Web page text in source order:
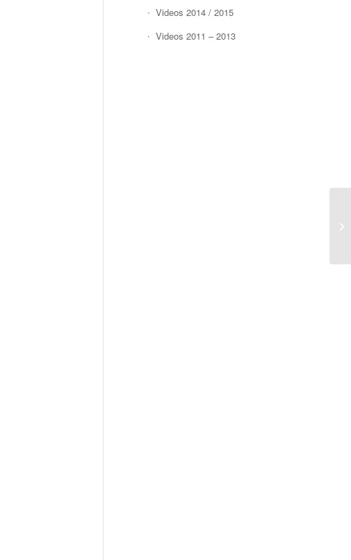
Videos 2014 / 2015
Videos 2011 – 2013